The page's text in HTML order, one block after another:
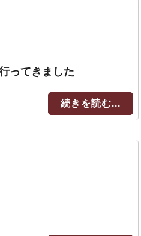
ってきました
続きを読む...